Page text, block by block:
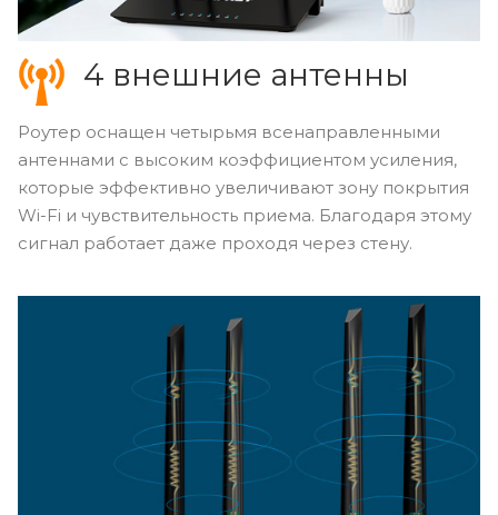
4 внешние антенны
Роутер оснащен четырьмя всенаправленными
антеннами с высоким коэффициентом усиления,
которые эффективно увеличивают зону покрытия
Wi-Fi и чувствительность приема. Благодаря этому
сигнал работает даже проходя через стену.